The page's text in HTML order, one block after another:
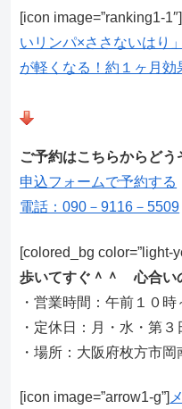
[icon image=”ranking1-1″]
いリンパ×ささないはり
が軽くなる！約１ヶ月効
ご予約はこちらからどう
申込フォームで予約する
電話：090－9116－5509
[colored_bg
歩いてすぐ＾＾ 心合い
・営業時間：午前１０
・定休日：月・水・第３
・場所：大阪府枚方市岡
[icon image=”arrow1-g”]